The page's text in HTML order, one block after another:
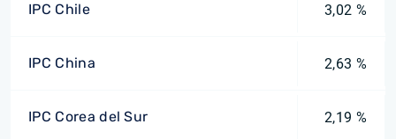
IPC Chile 3,02 %
IPC China 2,63 %
IPC Corea del Sur 2,19 %